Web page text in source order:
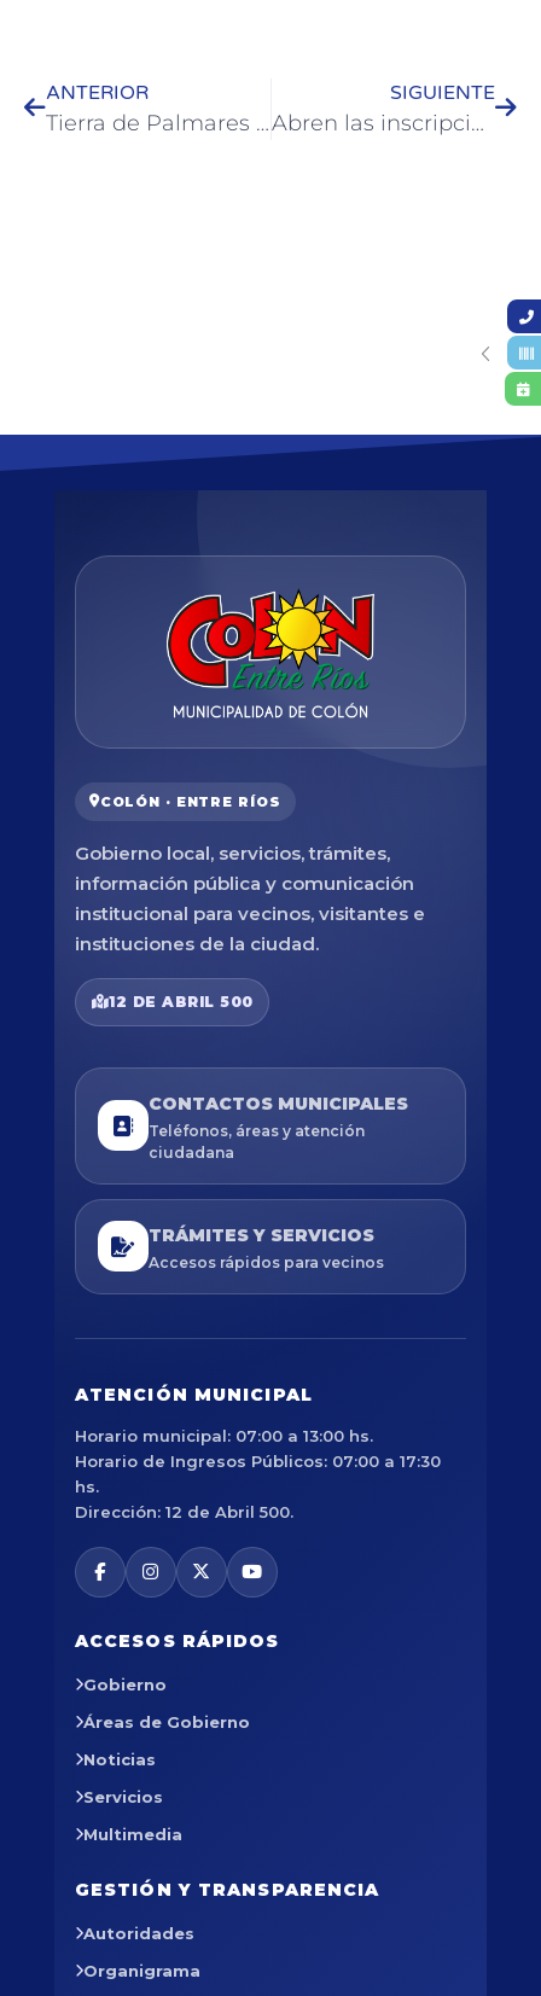
ANTERIOR
Tierra de Palmares presentó la temporada de otoño 2026 en Buenos Aires
SIGUIENTE
Abren las inscripciones para los Juegos Deportivos Nacionales Evita 2026 en Colón
COLÓN · ENTRE RÍOS
Gobierno local, servicios, trámites,
información pública y comunicación
institucional para vecinos, visitantes e
instituciones de la ciudad.
12 DE ABRIL 500
CONTACTOS MUNICIPALES
Teléfonos, áreas y atención
ciudadana
TRÁMITES Y SERVICIOS
Accesos rápidos para vecinos
ATENCIÓN MUNICIPAL
Horario municipal: 07:00 a 13:00 hs.
Horario de Ingresos Públicos: 07:00 a 17:30
hs.
Dirección: 12 de Abril 500.
ACCESOS RÁPIDOS
Gobierno
Áreas de Gobierno
Noticias
Servicios
Multimedia
GESTIÓN Y TRANSPARENCIA
Autoridades
Organigrama